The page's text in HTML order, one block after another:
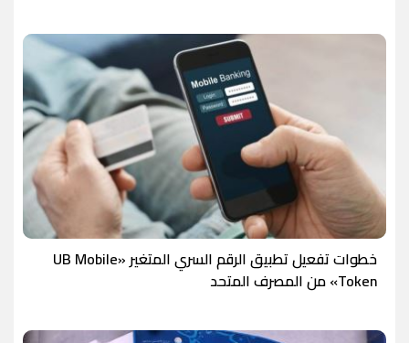
خطوات تفعيل تطبيق الرقم السري المتغير «UB Mobile
Token» من المصرف المتحد